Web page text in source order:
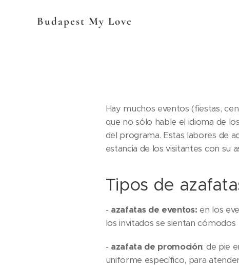
Budapest My Love
Hay muchos eventos (fiestas,
que no sólo hable el idioma de
del programa. Estas labores de
estancia de los visitantes con su
Tipos de
- azafatas de eventos: en los
los invitados se sientan cómodos
- azafata de promoción: de pie
uniforme específico, para